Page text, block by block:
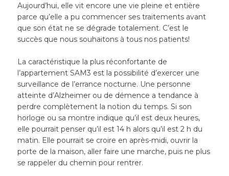
Aujourd’hui, elle vit encore une vie pleine et entière
parce qu’elle a pu commencer ses traitements avant
que son état ne se dégrade totalement. C’est le
succès que nous souhaitons à tous nos patients!
La caractéristique la plus réconfortante de
l’appartement SAM3 est la possibilité d’exercer une
surveillance de l’errance nocturne. Une personne
atteinte d’Alzheimer ou de démence a tendance à
perdre complètement la notion du temps. Si son
horloge ou sa montre indique qu’il est deux heures,
elle pourrait penser qu’il est 14 h alors qu’il est 2 h du
matin. Elle pourrait se croire en après-midi, ouvrir la
porte de la maison, aller faire une marche, puis ne plus
se rappeler du chemin pour rentrer.